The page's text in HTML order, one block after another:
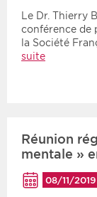
Le Dr. Thierry
conférence de
la Société
suite
Réunion
mentale »
08/11/2019